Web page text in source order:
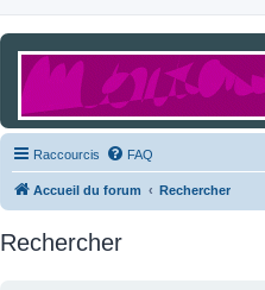
Raccourcis FAQ
Accueil du forum Rechercher
Rechercher